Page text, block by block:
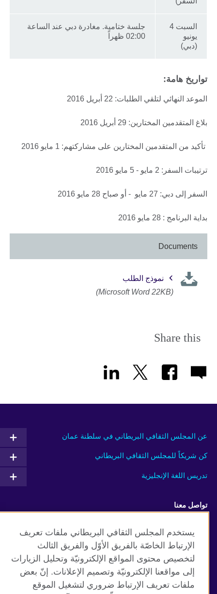
السبت 4
يونيو
(دبي)
جلسة ختامية. مغادرة دبي عند الساعة
02:00 ظهراً
تواريخ هامة:
الموعد النهائي لتلقي الطلبات: 22 أبريل 2016
بلاغ المتقدمين المختارين: 29 أبريل 2016
تأكيد من المتقدمين المختارين على مشاركتهم: 1 مايو 2016
ترتيبات السفر: 2 مايو - 5 مايو 2016
السفر إلى دبي: 27 مايو - أو صباح 28 مايو 2016
بداية البرنامج : 28 مايو 2016
Documents
نموذج الطلب
(Microsoft Word 22KB)
Share this
عن المجلس الثقافي البريطاني في سلطنة عمان
كن شريكاً للمجلس الثقافي البريطاني
تدريس اللغة الإنجليزية
تواصل معنا
Facebook RSS
TikTok
يستخدم المجلس الثقافي البريطاني ملفات تعريف
الإرتباط الخاصّة بالفريق الأوّل والفريق الثالث
لتخصيص محتوى المواقع الإلكترونيّة وتحليل الزيارات
إلى مواقعنا الإلكترونيّة وتصميم الإعلانات. إنّ بعض
ملفات تعريف الإرتباط ضروري لتشغيل الموقع